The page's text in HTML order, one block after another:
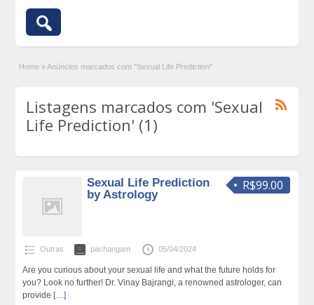
Home » Anúncios marcados com "Sexual Life Prediction"
Listagens marcados com 'Sexual
Life Prediction' (1)
R$99.00
Sexual Life Prediction
by Astrology
Outras pachangam 05/04/2024
Are you curious about your sexual life and what the future holds for
you? Look no further! Dr. Vinay Bajrangi, a renowned astrologer, can
provide […]